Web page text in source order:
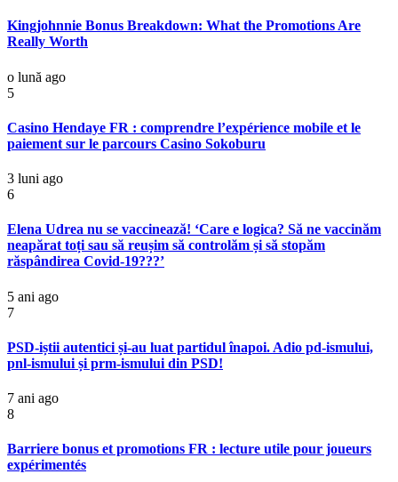
Kingjohnnie Bonus Breakdown: What the Promotions Are
Really Worth
o lună ago
5
Casino Hendaye FR : comprendre l’expérience mobile et le
paiement sur le parcours Casino Sokoburu
3 luni ago
6
Elena Udrea nu se vaccinează! ‘Care e logica? Să ne vaccinăm
neapărat toți sau să reușim să controlăm și să stopăm
răspândirea Covid-19???’
5 ani ago
7
PSD-iștii autentici și-au luat partidul înapoi. Adio pd-ismului,
pnl-ismului și prm-ismului din PSD!
7 ani ago
8
Barriere bonus et promotions FR : lecture utile pour joueurs
expérimentés